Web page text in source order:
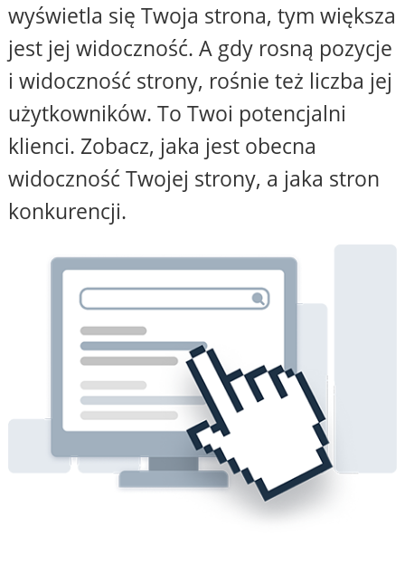
wyświetla się Twoja strona, tym większa
jest jej widoczność. A gdy rosną pozycje
i widoczność strony, rośnie też liczba jej
użytkowników. To Twoi potencjalni
klienci. Zobacz, jaka jest obecna
widoczność Twojej strony, a jaka stron
konkurencji.